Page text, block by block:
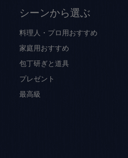
シーンから選ぶ
料理人・プロ用おすすめ
家庭用おすすめ
包丁研ぎと道具
プレゼント
最高級